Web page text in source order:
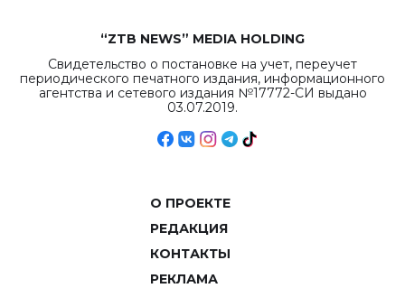
“ZTB NEWS” MEDIA HOLDING
Свидетельство о постановке на учет, переучет
периодического печатного издания, информационного
агентства и сетевого издания №17772-СИ выдано
03.07.2019.
О ПРОЕКТЕ
РЕДАКЦИЯ
КОНТАКТЫ
РЕКЛАМА